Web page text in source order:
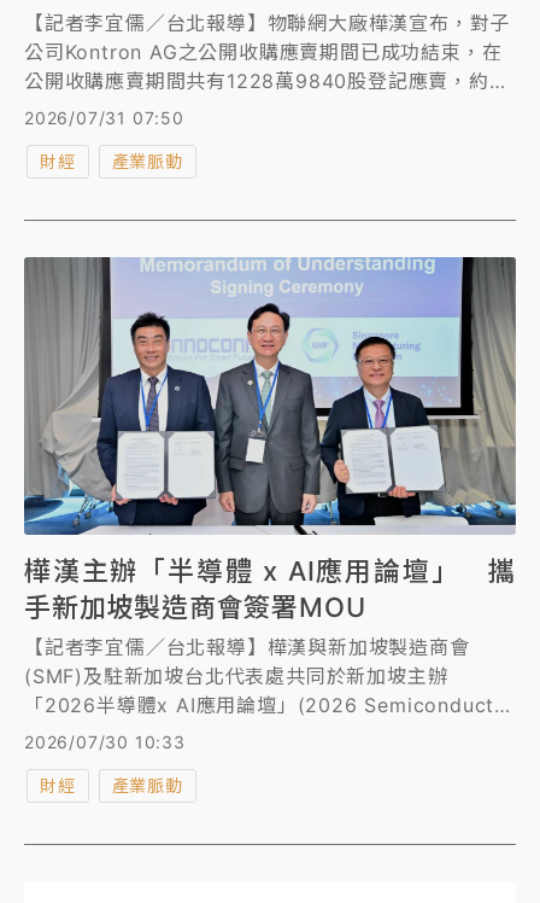
【記者李宜儒／台北報導】物聯網大廠樺漢宣布，對子
公司Kontron AG之公開收購應賣期間已成功結束，在
公開收購應賣期間共有1228萬9840股登記應賣，約占
Kontron已發行股份的19.5%。
2026/07/31 07:50
財經 產業脈動
樺漢主辦「半導體 x AI應用論壇」 攜
手新加坡製造商會簽署MOU
【記者李宜儒／台北報導】樺漢與新加坡製造商會
(SMF)及駐新加坡台北代表處共同於新加坡主辦
「2026半導體x AI應用論壇」(2026 Semiconductor
x AI Application Forum)，並於會中與具有60年悠久
正式簽署合作備忘錄(MOU)。
2026/07/30 10:33
財經 產業脈動